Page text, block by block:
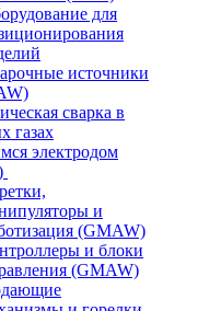
для
источники
сварка в
газах
электродом
и
(GMAW)
и блоки
(GMAW)